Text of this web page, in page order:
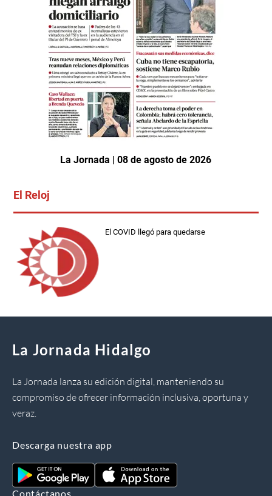
La Jornada | 08 de agosto de 2026
El Reloj
El COVID llegó para quedarse
La Jornada Hidalgo
La Jornada lanza su edición digital, manteniendo su
compromiso de ofrecer información inclusiva, oportuna y
veraz.
Descarga nuestra app
Contáctanos